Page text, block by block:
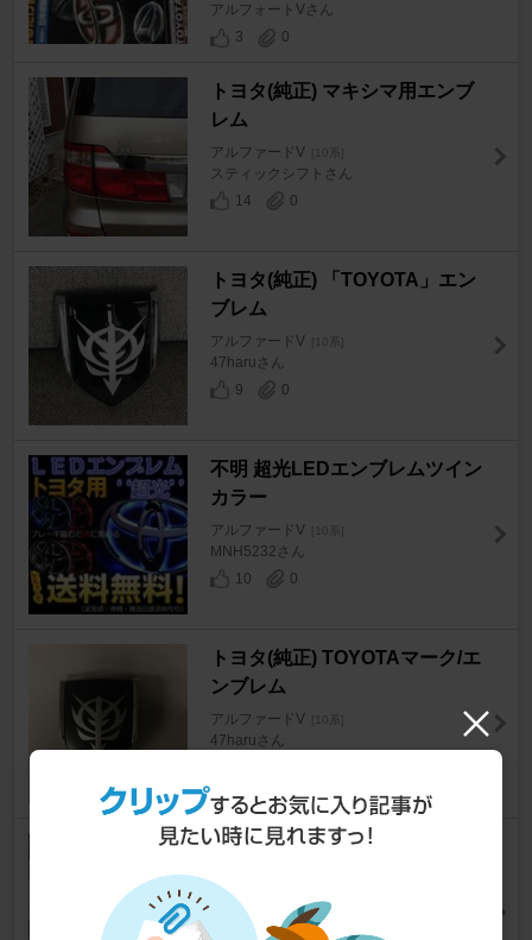
アルフォートVさん
3
0
トヨタ(純正) マキシマ用エンブ
レム
アルファードV [10系]
スティックシフトさん
14
0
トヨタ(純正) 「TOYOTA」エン
ブレム
アルファードV [10系]
47haruさん
9
0
不明 超光LEDエンブレムツイン
カラー
アルファードV [10系]
MNH5232さん
10
0
トヨタ(純正) TOYOTAマーク/エ
ンブレム
アルファードV [10系]
47haruさん
メーカー・ブランド不明 TRD
アルファードV [10系]
ＮＡＧＡさん